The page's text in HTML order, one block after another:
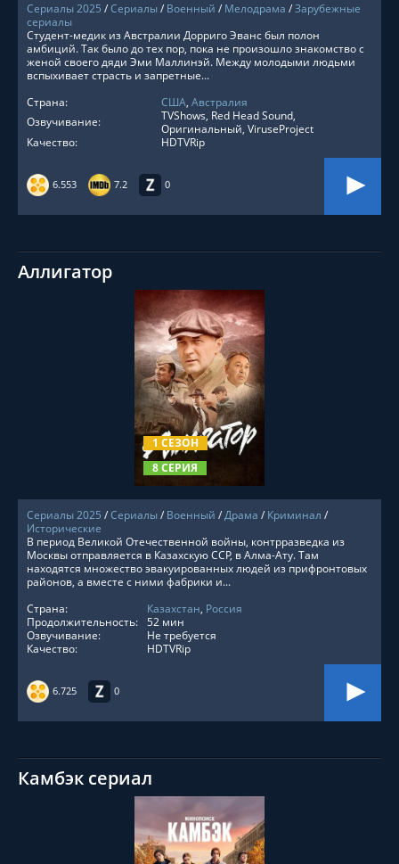
Сериалы 2025 /Сериалы/ Военный / Мелодрама /Зарубежные
сериалы
6.553 7.2 0
Студент-медик из Австралии Дорриго Эванс был полон
амбиций. Так было до тех пор, пока не произошло знакомство с
женой своего дяди Эми Маллинэй. Между молодыми людьми
вспыхивает страсть и запретные...
Страна:
США, Австралия
Озвучивание:
TVShows, Red Head Sound,
Оригинальный, ViruseProject
Качество:
HDTVRip
Аллигатор
1 СЕЗОН
8 СЕРИЯ
СМОТРЕТЬ ОНЛАЙН
Сериалы 2025 /Сериалы/ Военный /Драма / Криминал /
Исторические
6.725 0
В период Великой Отечественной войны, контрразведка из
Москвы отправляется в Казахскую ССР, в Алма-Ату. Там
находятся множество эвакуированных людей из прифронтовых
районов, а вместе с ними фабрики и...
Страна:
Казахстан, Россия
Продолжительность: 52 мин
Озвучивание:
Не требуется
Качество:
HDTVRip
Камбэк сериал